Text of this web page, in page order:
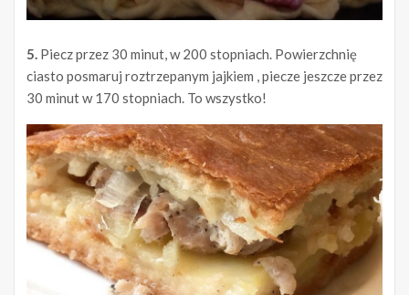
5. Piecz przez 30 minut, w 200 stopniach. Powierzchnię
ciasto posmaruj roztrzepanym jajkiem , piecze jeszcze przez
30 minut w 170 stopniach. To wszystko!